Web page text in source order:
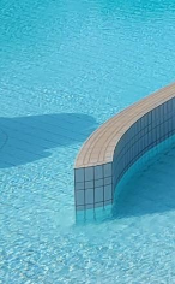
IBAN: DE52
BIC:
Sparkasse
IBAN: DE61
BIC:
Volksbank
Copyright ©